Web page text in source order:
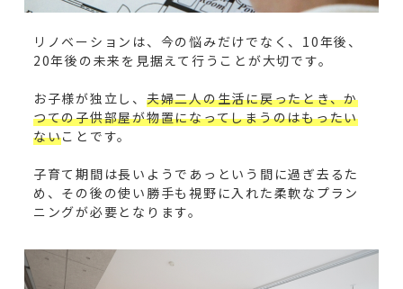
リノベーションは、今の悩みだけでなく、10年後、
20年後の未来を見据えて行うことが大切です。
お子様が独立し、 夫婦二人の生活に戻ったとき、か
つての子供部屋が物置になってしまうのはもったい
ないことです。
子育て期間は長いようであっという間に過ぎ去るた
め、その後の使い勝手も視野に入れた柔軟なプラン
ニングが必要となります。